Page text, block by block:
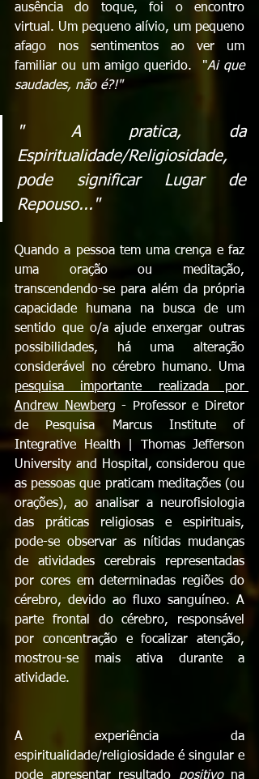
ausência do toque, foi o encontro
virtual. Um pequeno alívio, um pequeno
afago nos sentimentos ao ver um
familiar ou um amigo querido.  "Ai que
saudades, não é?!"
" A pratica, da
Espiritualidade/Religiosidade,
pode significar Lugar de
Repouso..."
Quando a pessoa tem uma crença e faz
uma oração ou meditação,
transcendendo-se para além da própria
capacidade humana na busca de um
sentido que o/a ajude enxergar outras
possibilidades, há uma alteração
Andrew Newberg - Professor e Diretor
de Pesquisa Marcus Institute of
Integrative Health | Thomas Jefferson
University and Hospital, considerou que
as pessoas que praticam meditações (ou
orações), ao analisar a neurofisiologia
das práticas religiosas e espirituais,
pode-se observar as nítidas mudanças
de atividades cerebrais representadas
por cores em determinadas regiões do
cérebro, devido ao fluxo sanguíneo. A
parte frontal do cérebro, responsável
por concentração e focalizar atenção,
mostrou-se mais ativa durante a
atividade.
A experiência da
espiritualidade/religiosidade é singular e
pode apresentar resultado positivo na